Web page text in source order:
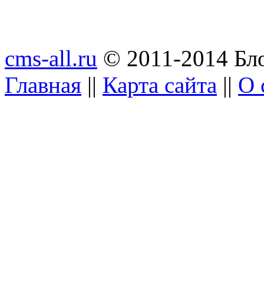
cms-all.ru © 2011-2014
Главная || Карта сайта || О